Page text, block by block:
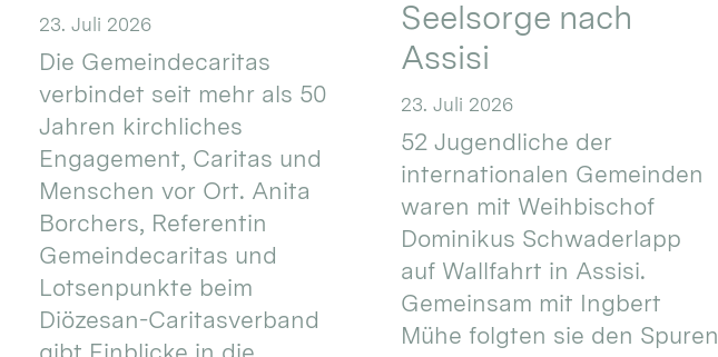
23. Juli 2026
Die Gemeindecaritas
verbindet seit mehr als 50
Jahren kirchliches
Engagement, Caritas und
Menschen vor Ort. Anita
Borchers, Referentin
Gemeindecaritas und
Lotsenpunkte beim
Diözesan-Caritasverband
Seelsorge nach
Assisi
23. Juli 2026
52 Jugendliche der
internationalen Gemeinden
waren mit Weihbischof
Dominikus Schwaderlapp
auf Wallfahrt in Assisi.
Gemeinsam mit Ingbert
Mühe folgten sie den Spuren